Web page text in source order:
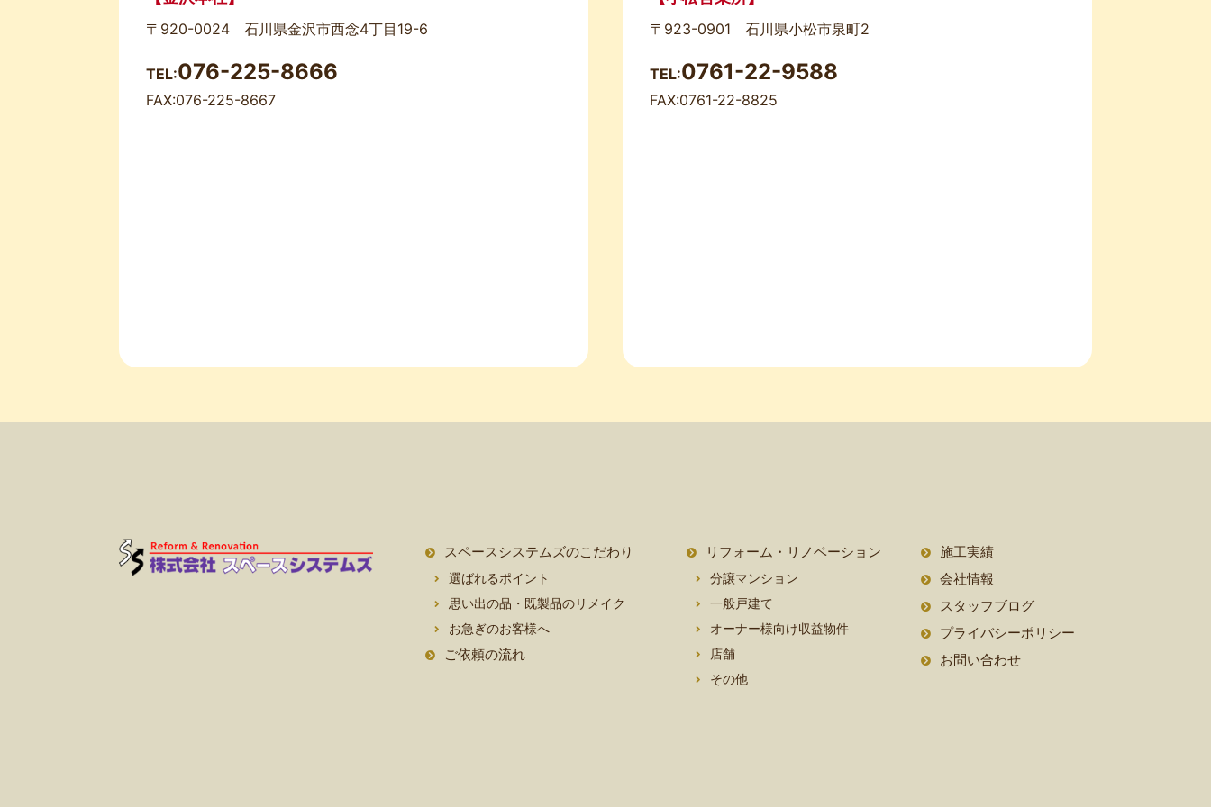
2023年7月
2023年6月
〒920-0024 石川県金沢市西念4丁目19-6
TEL:076-225-8666
FAX:076-225-8667
〒923-0901 石川県小松市泉町2
TEL:0761-22-9588
FAX:0761-22-8825
スペースシステムズのこだわり
選ばれるポイント
思い出の品・既製品のリメイク
お急ぎのお客様へ
ご依頼の流れ
リフォーム・リノベーション
分譲マンション
一般戸建て
オーナー様向け収益物件
店舗
その他
施工実績
会社情報
スタッフブログ
プライバシーポリシー
お問い合わせ